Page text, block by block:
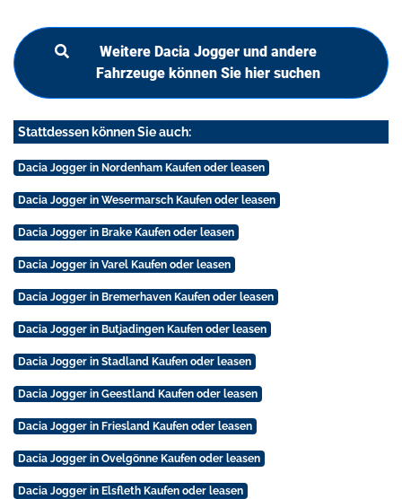
Weitere Dacia Jogger und andere
Fahrzeuge können Sie hier suchen
Stattdessen können Sie auch:
Dacia Jogger in Nordenham Kaufen oder leasen
Dacia Jogger in Wesermarsch Kaufen oder leasen
Dacia Jogger in Brake Kaufen oder leasen
Dacia Jogger in Varel Kaufen oder leasen
Dacia Jogger in Bremerhaven Kaufen oder leasen
Dacia Jogger in Butjadingen Kaufen oder leasen
Dacia Jogger in Stadland Kaufen oder leasen
Dacia Jogger in Geestland Kaufen oder leasen
Dacia Jogger in Friesland Kaufen oder leasen
Dacia Jogger in Ovelgönne Kaufen oder leasen
Dacia Jogger in Elsfleth Kaufen oder leasen